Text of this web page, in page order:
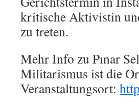
kritische Aktivistin
zu treten.
Mehr Info zu Pınar
Militarismus ist die
Veranstaltungsort: